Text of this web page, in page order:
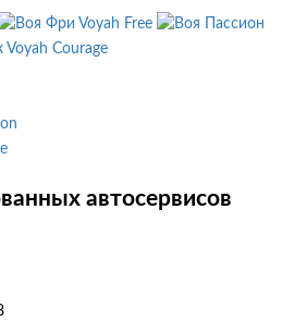
Voyah Free
Voyah Courage
автосервисов